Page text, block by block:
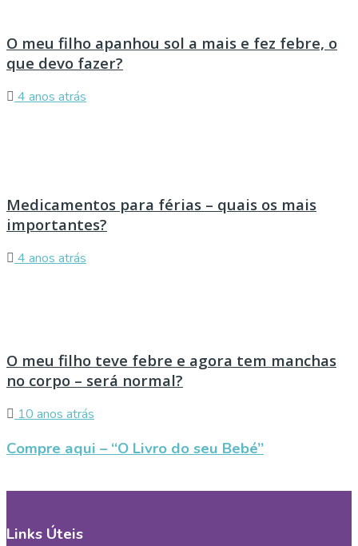
O meu filho apanhou sol a mais e fez febre, o
que devo fazer?
4 anos atrás
Medicamentos para férias – quais os mais
importantes?
4 anos atrás
O meu filho teve febre e agora tem manchas
no corpo – será normal?
10 anos atrás
Compre aqui – “O Livro do seu Bebé”
Links Úteis